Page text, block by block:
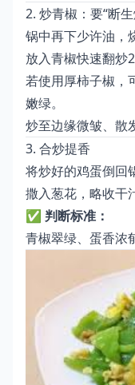
2. 炒青椒：要“断
锅中再下少许油，
放入青椒快速翻炒
若使用厚柿子椒，
嫩绿。
炒至边缘微皱、散
3. 合炒提香
将炒好的鸡蛋倒回
撒入葱花，略收干
✅ 判断标准：
青椒翠绿、蛋香浓